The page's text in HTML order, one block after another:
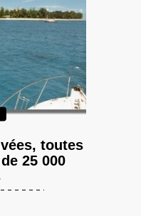
toutes
25 000